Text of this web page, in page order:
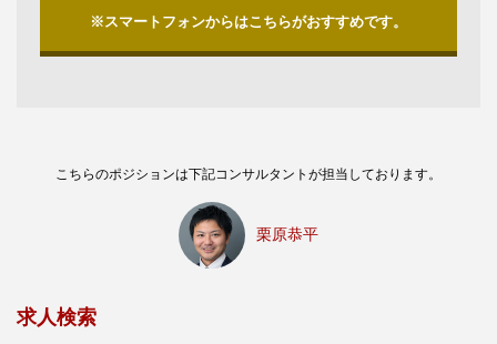
※スマートフォンからはこちらがおすすめです。
こちらのポジションは下記コンサルタントが担当しております。
栗原恭平
求人検索